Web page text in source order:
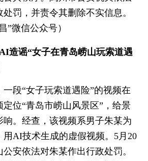
罚，并责令其删除不实信息。
”微信公众号）
造谣“女子在青岛崂山玩索道遇
一段“女子玩索道遇险”的视频在
定位“青岛市崂山风景区”，给景
响。经查，该视频系男子朱某为
用AI技术生成的虚假视频。5月20
安依法对朱某作出行政处罚。